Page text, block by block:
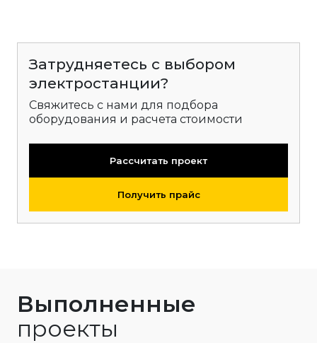
Затрудняетесь с выбором
электростанции?
Свяжитесь с нами для подбора
оборудования и расчета стоимости
Рассчитать проект
Получить прайс
Выполненные
проекты